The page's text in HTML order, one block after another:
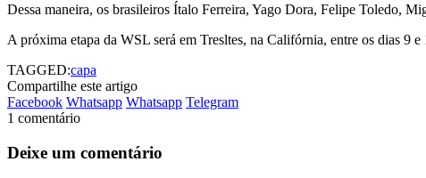
Dessa maneira, os brasileiros Ítalo Ferreira, Yago Dora, Felipe Toledo,
A próxima etapa da WSL será em Tresltes, na Califórnia, entre os dias 9 e
TAGGED:capa
Compartilhe este artigo
Facebook Whatsapp Whatsapp Telegram
1 comentário
Deixe um comentário